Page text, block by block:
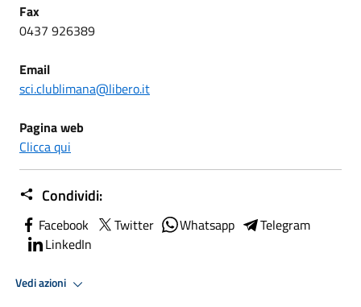
Fax
0437 926389
Email
sci.clublimana@libero.it
Pagina web
Clicca qui
Condividi:
Facebook Twitter Whatsapp
Telegram
LinkedIn
Vedi azioni